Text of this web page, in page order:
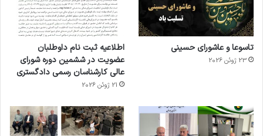
تاسوعا و عاشورای حسینی
23 ژوئن 2026
اطلاعیه ثبت نام داوطلبان
عضویت در ششمین دوره شورای
عالی کارشناسان رسمی دادگستری
21 ژوئن 2026